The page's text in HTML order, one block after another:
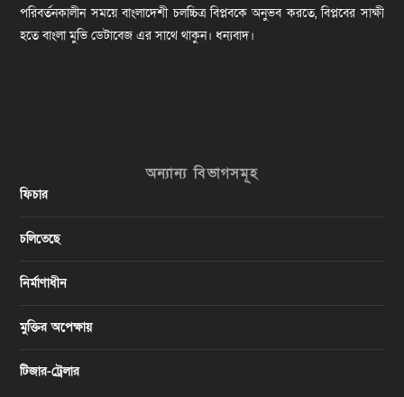
পরিবর্তনকালীন সময়ে বাংলাদেশী চলচ্চিত্র বিপ্লবকে অনুভব করতে, বিপ্লবের সাক্ষী
হতে বাংলা মুভি ডেটাবেজ এর সাথে থাকুন। ধন্যবাদ।
অন্যান্য বিভাগসমূহ
ফিচার
চলিতেছে
নির্মাণাধীন
মুক্তির অপেক্ষায়
টিজার-ট্রেলার